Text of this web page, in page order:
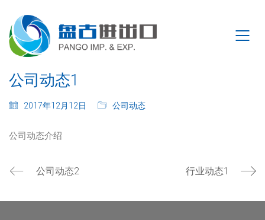
公司动态1
2017年12月12日 公司动态
公司动态介绍
公司动态2 行业动态1